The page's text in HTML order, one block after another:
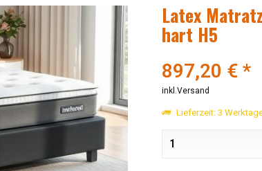
Latex
hart H5
897,20 € *
inkl.Versand
Lieferzeit: 3